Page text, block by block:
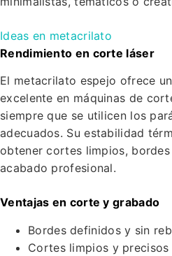
Ideas en metacrilato
Rendimiento en corte láser
El metacrilato espejo ofrece
excelente en máquinas de
siempre que se utilicen los
adecuados. Su estabilidad
obtener cortes limpios, bordes
acabado profesional.
Ventajas en corte y grabado
Bordes definidos y sin
Cortes limpios y precisos